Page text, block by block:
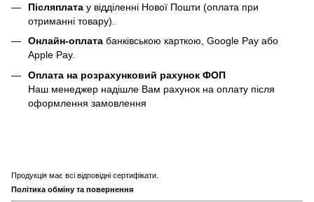
Післяплата у відділенні Нової Пошти (оплата при
отриманні товару).
Онлайн-оплата банківською карткою, Google Pay або
Apple Pay.
Оплата на розрахунковий рахунок ФОП
Наш менеджер надішле Вам рахунок на оплату після
оформлення замовлення
Продукція має всі відповідні сертифікати.
Політика обміну та повернення